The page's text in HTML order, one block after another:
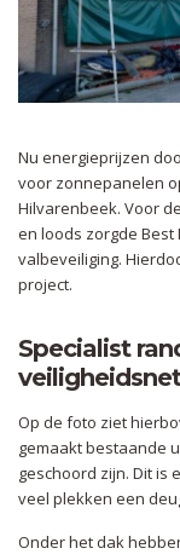
Nu energieprijzen
voor zonnepanelen
Hilvarenbeek. Voor
en loods zorgde Best
valbeveiliging.
project.
Specialist
Op de foto ziet
gemaakt bestaande
geschoord zijn. Dit is
veel plekken een
Onder het dak